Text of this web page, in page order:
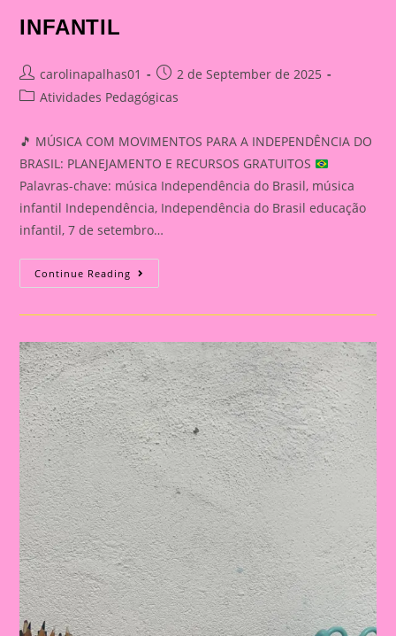
INFANTIL
Post
author:
carolinapalhas01
Post
published:
2 de September de 2025
PostAtividades Pedagógicas
🎵 MÚSICA COM MOVIMENTOS PARA A INDEPENDÊNCIA DO
BRASIL: PLANEJAMENTO E RECURSOS GRATUITOS
Palavras-chave: música Independência do Brasil, música
infantil Independência, Independência do Brasil educação
infantil, 7 de setembro…
Continue Reading MÚSICA
INFANTIL
A
BRASIL:
APRENDIZADO
LÚDICO
E
DIVERTIDO
PARA
A
EDUCAÇÃO
INFANTIL